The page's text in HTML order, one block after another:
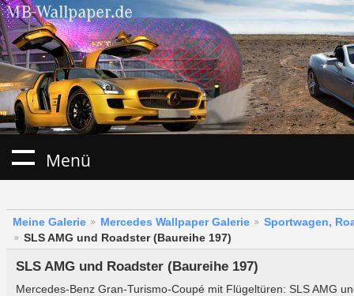
Menü
Meine Galerie Mercedes Wallpaper Galerie
Sportwagen,
SLS AMG und Roadster (Baureihe 197)
SLS AMG und Roadster (Baureihe 197)
Mercedes-Benz Gran-Turismo-Coupé mit Flügeltüren: SLS AMG